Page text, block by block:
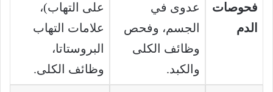
فحوصات
الدم
عدوى في
الجسم، وفحص
وظائف الكلى
والكبد.
على التهاب)،
علامات التهاب
البروستاتا،
وظائف الكلى.